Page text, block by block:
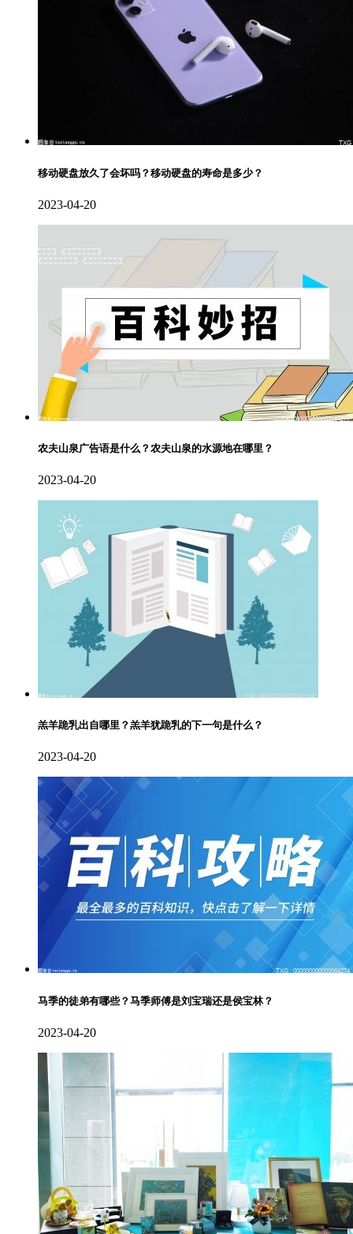
移动硬盘放久了会坏吗？移动硬盘的寿命是多少？
2023-04-20
农夫山泉广告语是什么？农夫山泉的水源地在哪里？
2023-04-20
羔羊跪乳出自哪里？羔羊犹跪乳的下一句是什么？
2023-04-20
马季的徒弟有哪些？马季师傅是刘宝瑞还是侯宝林？
2023-04-20